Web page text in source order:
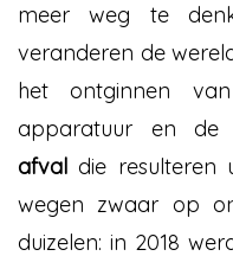
meer weg te
veranderen de
het ontginnen
apparatuur en de
afval die resulteren
wegen zwaar op
duizelen: in 2018